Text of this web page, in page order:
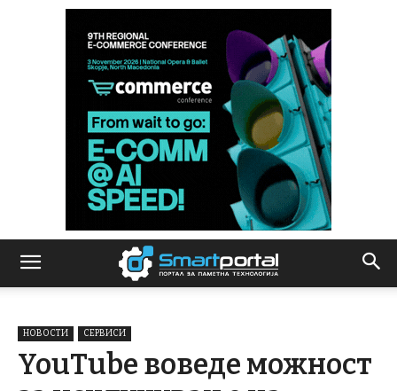
НОВОСТИ СЕРВИСИ
YouTube воведе можност